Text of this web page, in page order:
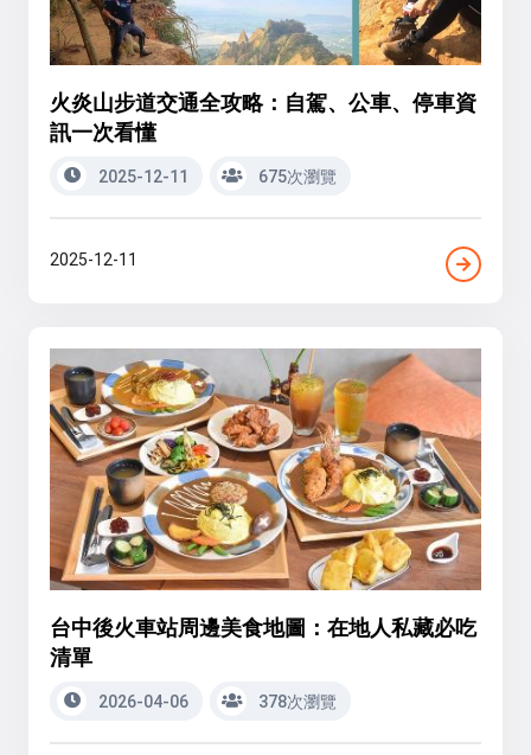
火炎山步道交通全攻略：自駕、公車、停車資
訊一次看懂
2025-12-11 675次瀏覽
2025-12-11
台中後火車站周邊美食地圖：在地人私藏必吃
清單
2026-04-06 378次瀏覽